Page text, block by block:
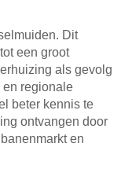
Dit
een groot
als gevolg
en regionale
beter kennis te
ontvangen door
en